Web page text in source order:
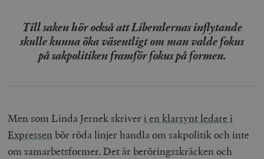
Till saken hör också att Liberalernas inflytande
skulle kunna öka väsentligt om man valde fokus
på sakpolitiken framför fokus på formen.
Men som Linda Jernek skriveri en klarsynt ledare i
Expressen bör röda linjer handla om sakpolitik och inte
om samarbetsformer. Det är beröringsskräcken och